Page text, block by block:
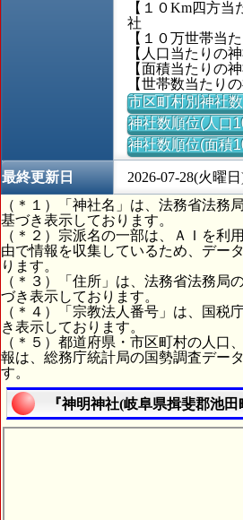
【１０Km四方当
社
【１０万世帯当
【人口当たりの
【面積当たりの
【世帯数当たり
市区町村別神社
神社数順位(人口
神社数順位(面積
最終更新日
2026-07-28(火曜
（＊１）「神社名」は、法務省法務
基づき表示しております。
（＊２）宗派名の一部は、ＡＩを利
由で情報を収集しているため、デー
ります。
（＊３）「住所」は、法務省法務局
づき表示しております。
（＊４）「宗教法人番号」は、国税
き表示しております。
（＊５）都道府県・市区町村の人口
報は、総務庁統計局の国勢調査デー
す。
『神明神社(岐阜県揖斐郡池